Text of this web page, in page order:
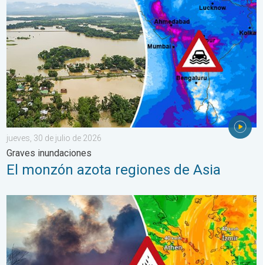
jueves, 30 de julio de 2026
Graves inundaciones
El monzón azota regiones de Asia
Los incendios arrasan el sureste de Europa. Calor y mucho